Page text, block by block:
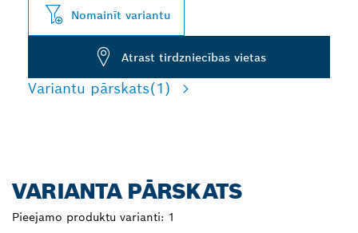
Nomainīt variantu
Atrast tirdzniecības vietas
Variantu pārskats(1)
VARIANTA PĀRSKATS
Pieejamo produktu varianti: 1